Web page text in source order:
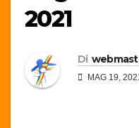
2021
Di
MAG 19,